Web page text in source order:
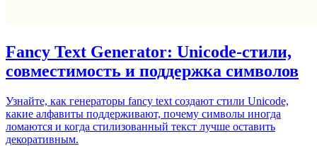
Fancy Text Generator: Unicode-стили,
совместимость и поддержка символов
Узнайте, как генераторы fancy text создают стили Unicode,
какие алфавиты поддерживают, почему символы иногда
ломаются и когда стилизованный текст лучше оставить
декоративным.